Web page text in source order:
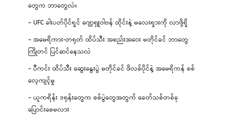
တွေက ဘာတွေလဲ။
– UFC ခါးပတ်ပိုင်ရှင် ဂျော့ရှူဝါဗန် ထိုင်းနဲ့ မလေးရှားကို လာဖို့ရှိ
– အမေရိကား-တရုတ် ထိပ်သီး အစည်းအဝေး မတိုင်ခင် ဘာတွေ
ကြိုတင် ပြင်ဆင်နေသလဲ
– ပီကင်း ထိပ်သီး ဆွေးနွေးပွဲ မတိုင်ခင် ဖိလစ်ပိုင်နဲ့ အမေရိကန် စစ်
လေ့ကျင့်မှု
– ယူကရိန်း ဒရုန်းတွေက စစ်ပွဲတွေအတွက် ခေတ်သစ်တစ်ခု
ပြောင်းစေမလား